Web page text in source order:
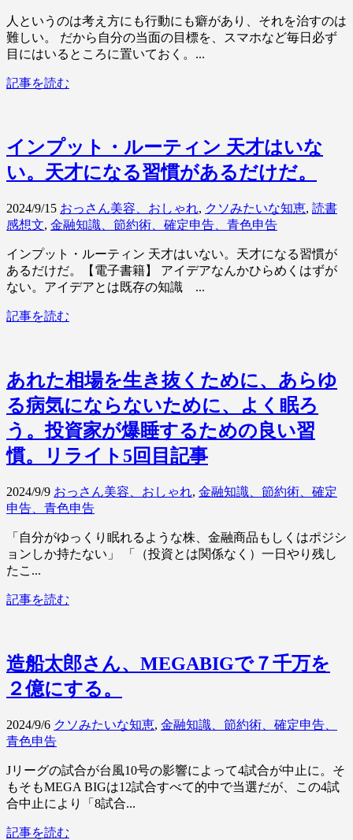
人というのは考え方にも行動にも癖があり、それを治すのは
難しい。 だから自分の当面の目標を、スマホなど毎日必ず
目にはいるところに置いておく。...
記事を読む
インプット・ルーティン 天才はいな
い。天才になる習慣があるだけだ。
2024/9/15 おっさん美容、おしゃれ, クソみたいな知恵, 読書
感想文, 金融知識、節約術、確定申告、青色申告
インプット・ルーティン 天才はいない。天才になる習慣が
あるだけだ。【電子書籍】 アイデアなんかひらめくはずが
ない。アイデアとは既存の知識 ...
記事を読む
あれた相場を生き抜くために、あらゆ
る病気にならないために、よく眠ろ
う。投資家が爆睡するための良い習
慣。リライト5回目記事
2024/9/9 おっさん美容、おしゃれ, 金融知識、節約術、確定
申告、青色申告
「自分がゆっくり眠れるような株、金融商品もしくはポジシ
ョンしか持たない」 「（投資とは関係なく）一日やり残し
たこ...
記事を読む
造船太郎さん、MEGABIGで７千万を
２億にする。
2024/9/6 クソみたいな知恵, 金融知識、節約術、確定申告、
青色申告
Jリーグの試合が台風10号の影響によって4試合が中止に。そ
もそもMEGA BIGは12試合すべて的中で当選だが、この4試
合中止により「8試合...
記事を読む